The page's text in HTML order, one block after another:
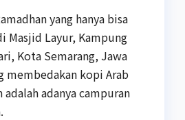
yang hanya bisa
Masjid Layur, Kampung
Kota Semarang, Jawa
membedakan kopi Arab
adanya campuran